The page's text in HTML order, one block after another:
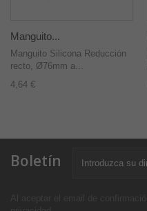
Manguito...
Manguito Silicona Reducción
recto, Ø76mm a...
4,64 €
Boletín